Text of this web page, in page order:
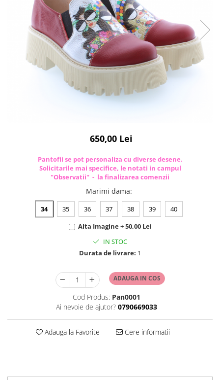
650,00 Lei
Pantofii se pot personaliza cu diverse desene.
Solicitarile mai specifice, le notati in campul
"Observatii" - la finalizarea comenzii
Marimi dama:
34 35 36 37 38 39
40
Alta Imagine + 50,00 Lei
IN STOC
Durata de livrare: 1
ADAUGA IN COS
Cod Produs: Pan0001
Ai nevoie de ajutor? 0790669033
Adauga la Favorite Cere informatii